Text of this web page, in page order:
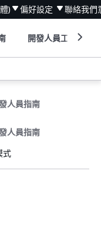
) 偏好設定 聯絡我們
開發人員工具
人員指南
人員指南
式